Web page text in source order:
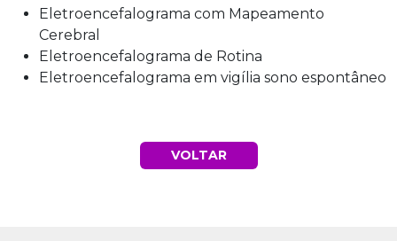
Eletroencefalograma com Mapeamento
Cerebral
Eletroencefalograma de Rotina
Eletroencefalograma em vigília sono espontâneo
VOLTAR